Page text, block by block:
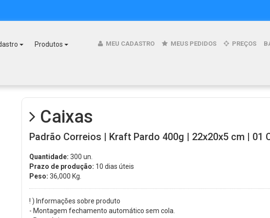
Produtos MEU CADASTRO MEUS PEDIDOS PREÇOS
Caixas
Padrão Correios | Kraft Pardo 400g | 22x20x5 cm | 01
Quantidade: 300 un.
Prazo de produção: 10 dias úteis
Peso: 36,000 Kg.
! ) Informações sobre produto
- Montagem fechamento automático sem cola.